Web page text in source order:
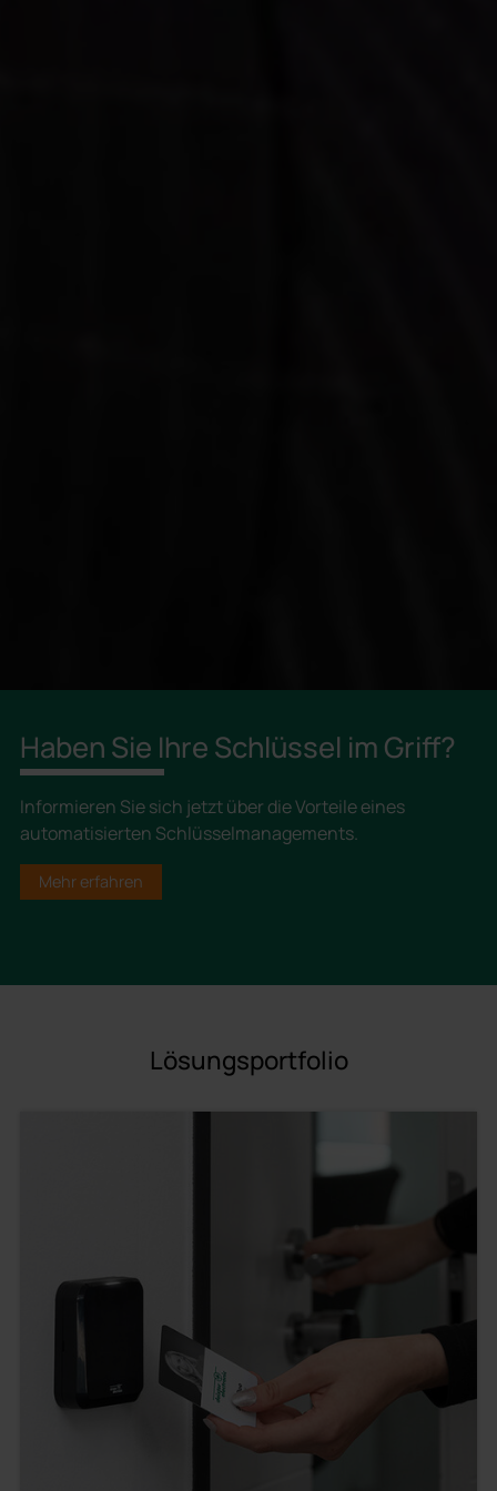
Haben Sie Ihre Schlüssel im Griff?
Informieren Sie sich jetzt über die Vorteile eines
automatisierten Schlüsselmanagements.
Mehr erfahren
Lösungsportfolio